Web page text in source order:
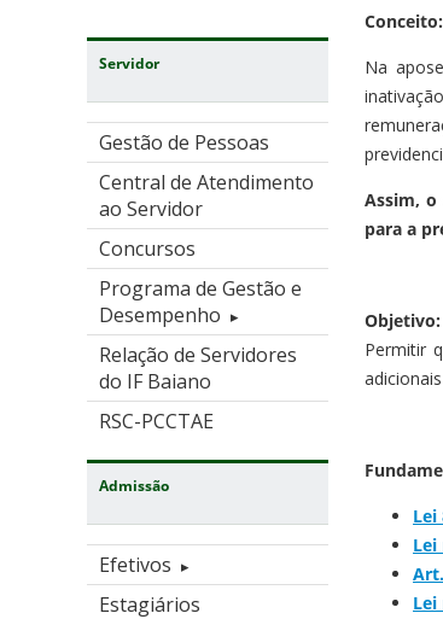
Servidor
Gestão de Pessoas
Central de Atendimento
ao Servidor
Concursos
Programa de Gestão e
Desempenho
Relação de Servidores
do IF Baiano
RSC-PCCTAE
Admissão
Efetivos
Estagiários
Conceito:
Na
Assim,
para a
Objetivo:
Permitir
Lei
Lei
Lei